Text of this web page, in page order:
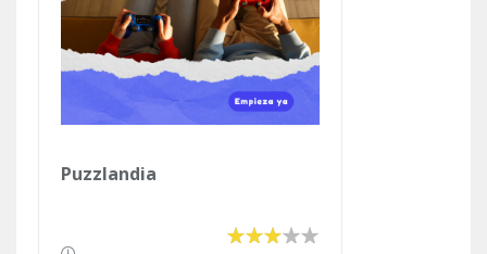
Puzzlandia